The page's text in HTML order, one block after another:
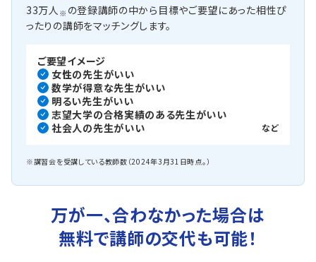
33万人 ※ の登録講師の中から目標やご要望にあった相性ぴ
ったりの講師をマッチングします。
ご要望イメージ
女性の先生がいい
数学が得意な先生がいい
明るい先生がいい
志望大学の合格実績のある先生がいい
社会人の先生がいい
など
※講習会を受講している教師数（2024年3月31日時点。）
万が一、合わなかった場合は
無料で講師の交代も可能！